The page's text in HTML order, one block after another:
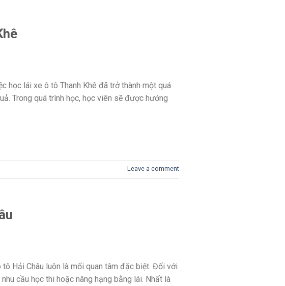
học lái xe ô tô Thanh Khê đã trở thành một quá
Trong quá trình học, học viên sẽ được hướng
Leave a comment
tô Hải Châu luôn là mối quan tâm đặc biệt. Đối với
cầu học thi hoặc nâng hạng bằng lái. Nhất là